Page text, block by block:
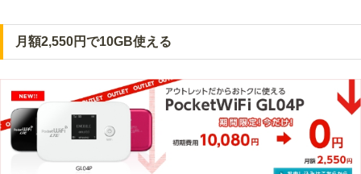
月額2,550円で10GB使える